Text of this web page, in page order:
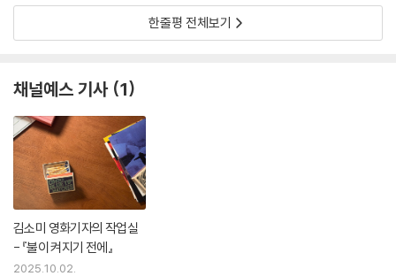
한줄평 전체보기
채널예스 기사 1
김소미 영화기자의 작업실
- 『불이 켜지기 전에』
2025.10.02.